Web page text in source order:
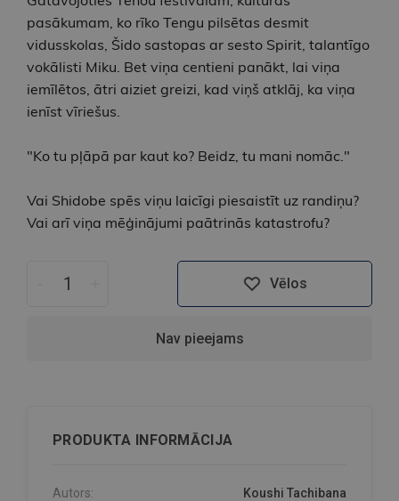
pasākumam, ko rīko Tengu pilsētas desmit
vidusskolas, Šido sastopas ar sesto Spirit, talantīgo
vokālisti Miku. Bet viņa centieni panākt, lai viņa
iemīlētos, ātri aiziet greizi, kad viņš atklāj, ka viņa
ienīst vīriešus.
"Ko tu pļāpā par kaut ko? Beidz, tu mani nomāc."
Vai Shidobe spēs viņu laicīgi piesaistīt uz randiņu?
Vai arī viņa mēģinājumi paātrinās katastrofu?
Vēlos
Nav pieejams
PRODUKTA INFORMĀCIJA
Autors: Koushi Tachibana